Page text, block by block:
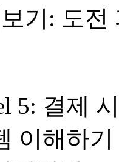
기: 도전
5: 결제
이해하기